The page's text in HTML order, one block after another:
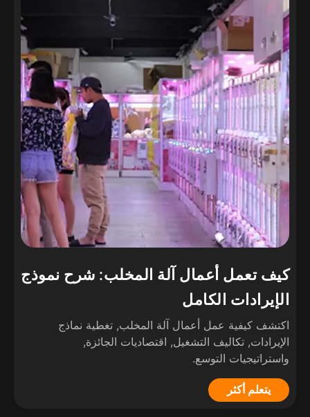
كيف تعمل أعمال آلة المخلب: شرح نموذج
الإيرادات الكامل
اكتشف كيفية عمل أعمال آلة المخلب, تغطية نماذج
الإيرادات, تكاليف التشغيل, اقتصاديات الجائزة,
واستراتيجيات التوسع.
يتعلم أكثر